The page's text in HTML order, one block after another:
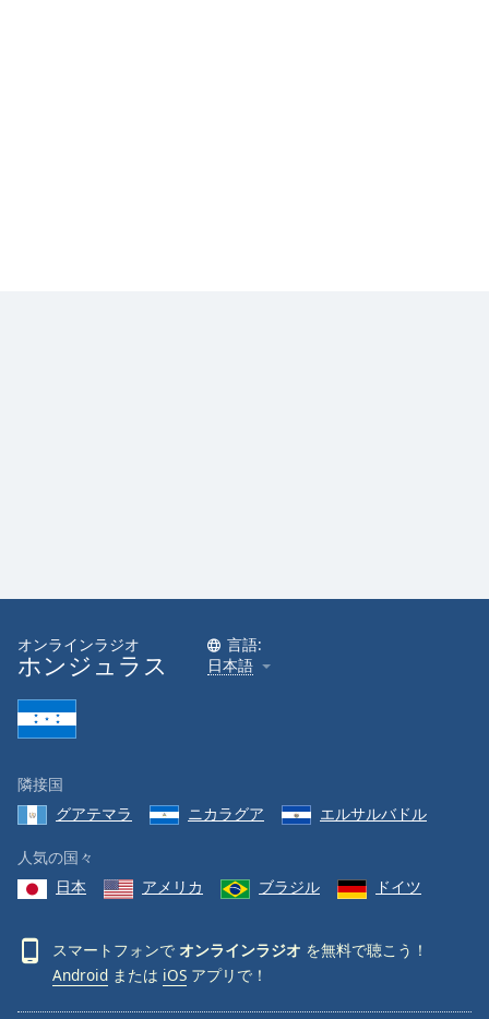
オンラインラジオ
ホンジュラス
言語:
日本語
隣接国
グアテマラ
ニカラグア エルサルバドル
人気の国々
日本
アメリカ ブラジル ドイツ
スマートフォンで オンラインラジオ を無料で聴こう！
Android または iOS アプリで！